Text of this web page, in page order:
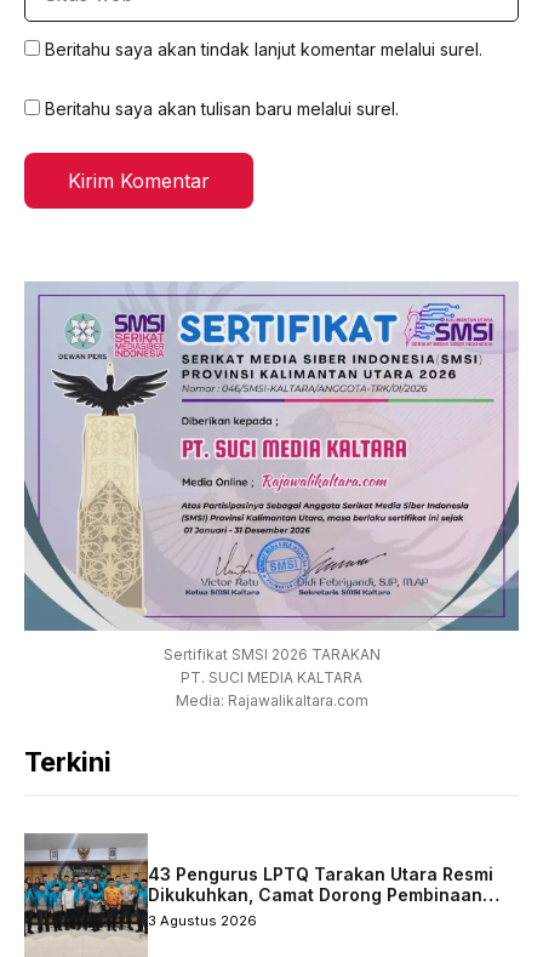
Beritahu saya akan tindak lanjut komentar melalui surel.
Beritahu saya akan tulisan baru melalui surel.
Sertifikat SMSI 2026 TARAKAN
PT. SUCI MEDIA KALTARA
Media: Rajawalikaltara.com
Terkini
43 Pengurus LPTQ Tarakan Utara Resmi
Dikukuhkan, Camat Dorong Pembinaan
Qurani Berkelanjutan
3 Agustus 2026